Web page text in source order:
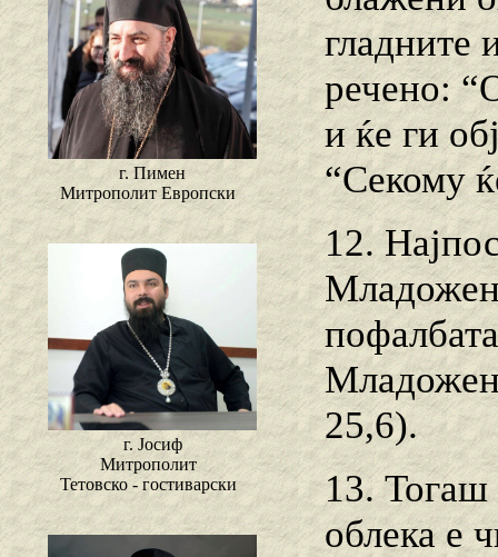
г. Пимен
Митрополит Европски
г. Јосиф
Митрополит
Тетовско - гостиварски
гладните
речено:
и ќе ги
“Секому
12.
25,6).
13. Тогаш
облека е